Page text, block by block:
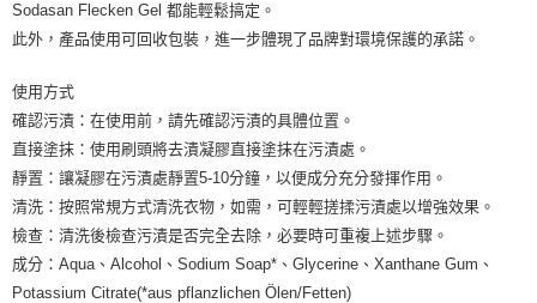
付款後門市自取
Sodasan Flecken Gel 都能輕鬆搞定。
此外，產品使用可回收包裝，進一步體現了品牌對環境保護的承諾。
使用方式
確認污漬：在使用前，請先確認污漬的具體位置。
直接塗抹：使用刷頭將去漬凝膠直接塗抹在污漬處。
靜置：讓凝膠在污漬處靜置5-10分鐘，以便成分充分發揮作用。
清洗：按照常規方式清洗衣物，如需，可輕輕搓揉污漬處以增強效果。
檢查：清洗後檢查污漬是否完全去除，必要時可重複上述步驟。
成分：Aqua、Alcohol、Sodium Soap*、Glycerine、Xanthane Gum、
Potassium Citrate(*aus pflanzlichen Ölen/Fetten)